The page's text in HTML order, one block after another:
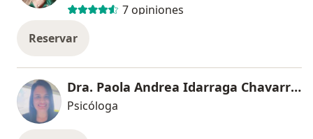
7 opiniones
Reservar
Dra. Paola Andrea Idarraga Chavarriaga
Psicóloga